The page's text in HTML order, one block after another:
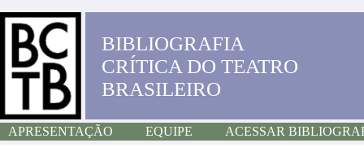
BIBLIOGRAFIA
CRÍTICA DO TEATRO
BRASILEIRO
APRESENTAÇÃO EQUIPE ACESSAR